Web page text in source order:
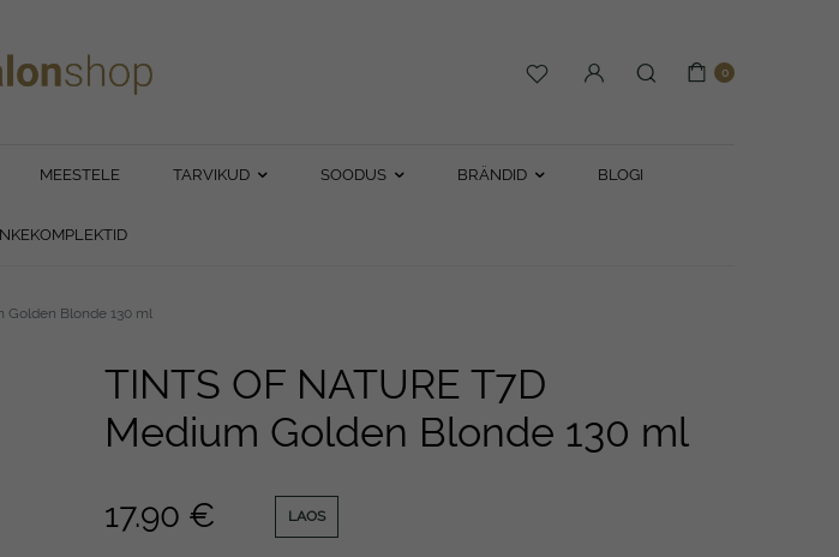
0
MEESTELE TARVIKUD SOODUS BRÄNDID BLOGI
Golden Blonde 130 ml
TINTS OF NATURE T7D
Medium Golden Blonde 130 ml
17.90 € LAOS